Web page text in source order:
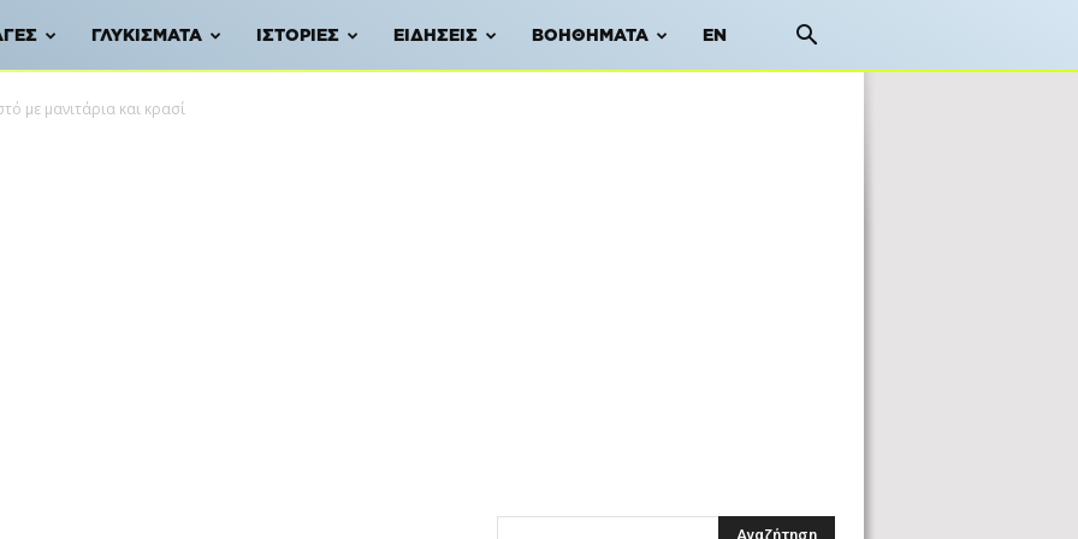
ΓΛΥΚΊΣΜΑΤΑ ΙΣΤΟΡΊΕΣ ΕΙΔΉΣΕΙΣ ΒΟΗΘΉΜΑΤΑ EN
με μανιτάρια και κρασί